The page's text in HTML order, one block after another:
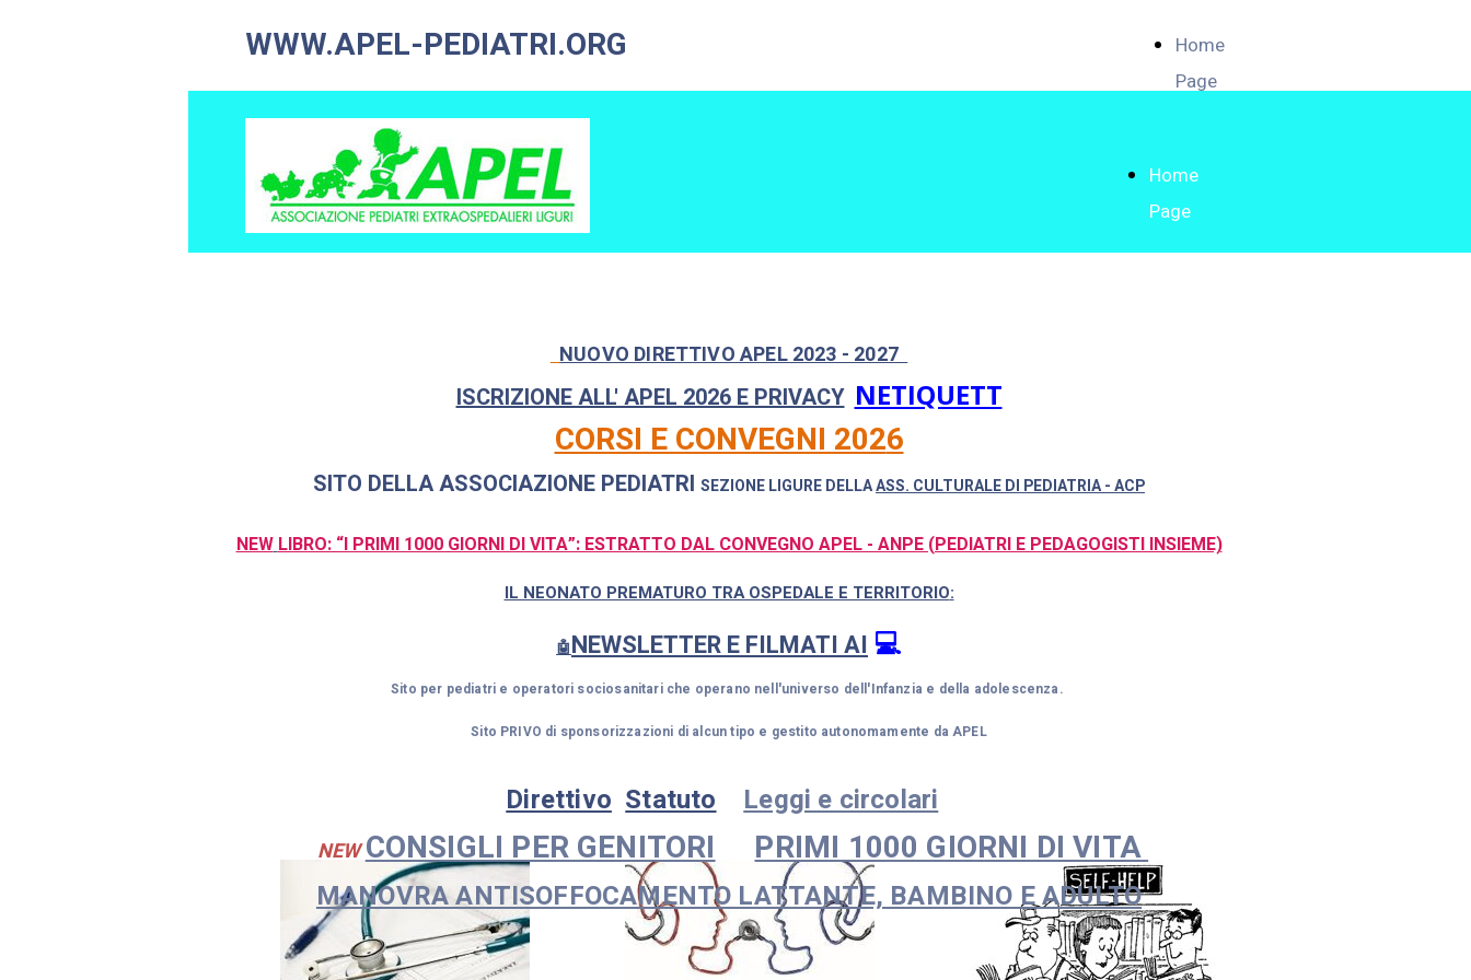
Home
Page
WWW.APEL-PEDIATRI.ORG
Home
Page
NUOVO DIRETTIVO APEL 2023 - 2027
ISCRIZIONE ALL' APEL 2026 E PRIVACY NETIQUETT
CORSI E CONVEGNI 2026
SITO DELLA ASSOCIAZIONE PEDIATRI SEZIONE LIGURE DELLAASS. CULTURALE DI PEDIATRIA - ACP
NEW LIBRO: “I PRIMI 1000 GIORNI DI VITA”: ESTRATTO DAL CONVEGNO APEL - ANPE (PEDIATRI E PEDAGOGISTI INSIEME)
IL NEONATO PREMATURO TRA OSPEDALE E TERRITORIO:
🤖NEWSLETTER E FILMATI AI 💻
Sito per pediatri e operatori sociosanitari che operano nell'universo dell'Infanzia e della adolescenza.
Sito PRIVO di sponsorizzazioni di alcun tipo e gestito autonomamente da APEL
Direttivo Statuto Leggi e circolari
NEWCONSIGLI PER GENITORI PRIMI 1000 GIORNI DI VITA
MANOVRA ANTISOFFOCAMENTO LATTANTE, BAMBINO E ADULTO